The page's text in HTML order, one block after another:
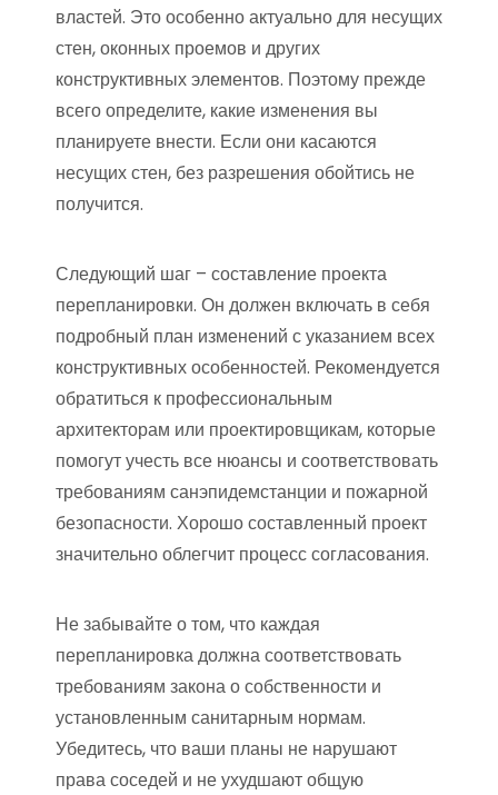
властей. Это особенно актуально для несущих
стен, оконных проемов и других
конструктивных элементов. Поэтому прежде
всего определите, какие изменения вы
планируете внести. Если они касаются
несущих стен, без разрешения обойтись не
получится.
Следующий шаг – составление проекта
перепланировки. Он должен включать в себя
подробный план изменений с указанием всех
конструктивных особенностей. Рекомендуется
обратиться к профессиональным
архитекторам или проектировщикам, которые
помогут учесть все нюансы и соответствовать
требованиям санэпидемстанции и пожарной
безопасности. Хорошо составленный проект
значительно облегчит процесс согласования.
Не забывайте о том, что каждая
перепланировка должна соответствовать
требованиям закона о собственности и
установленным санитарным нормам.
Убедитесь, что ваши планы не нарушают
права соседей и не ухудшают общую